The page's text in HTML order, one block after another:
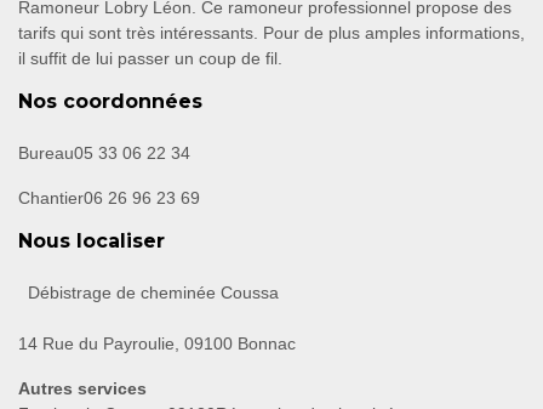
Ramoneur Lobry Léon. Ce ramoneur professionnel propose des
tarifs qui sont très intéressants. Pour de plus amples informations,
il suffit de lui passer un coup de fil.
Nos coordonnées
Bureau05 33 06 22 34
Chantier06 26 96 23 69
Nous localiser
Débistrage de cheminée Coussa
14 Rue du Payroulie, 09100 Bonnac
Autres services